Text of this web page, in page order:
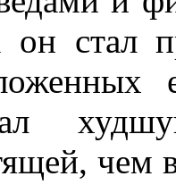
он стал
чем